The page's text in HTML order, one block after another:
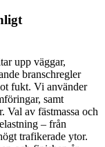
upp väggar,
branschregler
fukt. Vi använder
samt
Val av fästmassa och
– från
trafikerade ytor.